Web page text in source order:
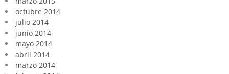
octubre 2014
julio 2014
junio 2014
mayo 2014
abril 2014
marzo 2014